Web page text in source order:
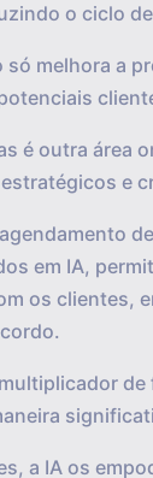
o ciclo
melhora a
é outra área
e
em IA,
os clientes,
a IA os